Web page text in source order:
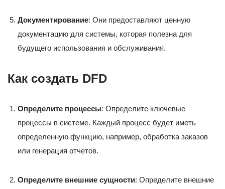
Документирование: Они предоставляют ценную
документацию для системы, которая полезна для
будущего использования и обслуживания.
Как создать DFD
Определите процессы: Определите ключевые
процессы в системе. Каждый процесс будет иметь
определенную функцию, например, обработка заказов
или генерация отчетов.
Определите внешние сущности: Определите внешние